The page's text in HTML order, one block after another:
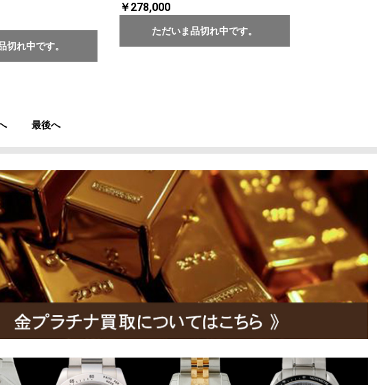
切れ中です。
￥278,000
ただいま品切れ中です。
最後へ